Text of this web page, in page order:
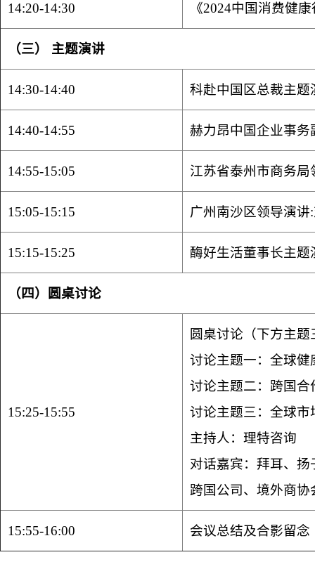
14:20-14:30 《2024中国消费健
（三） 主题演讲
14:30-14:40 科赴中国区总裁主题
14:40-14:55 赫力昂中国企业事务
14:55-15:05 江苏省泰州市商务
15:05-15:15 广州南沙区领导演
15:15-15:25 酶好生活董事长主题
（四）圆桌讨论
15:25-15:55
圆桌讨论（下方主题
讨论主题一：全球健
讨论主题二：跨国合
讨论主题三：全球
主持人：理特咨询
对话嘉宾：拜耳、扬
跨国公司、境外商
15:55-16:00 会议总结及合影留念